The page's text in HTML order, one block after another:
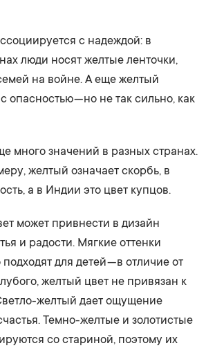
с надеждой: в
люди носят желтые ленточки,
на войне. А еще желтый
опасностью — но не так сильно, как
много значений в разных странах.
желтый означает скорбь, в
а в Индии это цвет купцов.
может привнести в дизайн
и радости. Мягкие оттенки
для детей — в отличие от
желтый цвет не привязан к
желтый дает ощущение
Темно-желтые и золотистые
со стариной, поэтому их